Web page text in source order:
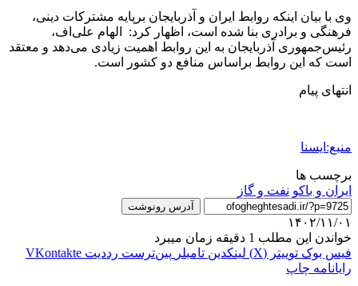
وی با بیان اینکه روابط ایران و آذربایجان برپایه مشترکات دینی،
فرهنگی و برادری بنا شده است، اظهار کرد: الهام علی‌اف،
رئیس‌جمهوری آذربایجان به این روابط اهمیت زیادی می‌دهد و معتقد
است که این روابط براساس منافع دو کشور است.
انتهای پیام
منبع:ایسنا
برچسب ها
ایران و باکو نفت و گاز
آدرس رونوشت
۱۴۰۲/۱۱/۰۱
خواندن این مطلب 1 دقیقه زمان میبرد
فیس بوک توییتر (X) لینکدین ‫تامبلر ‫پین‌ترست ‫رددیت ‫VKontakte
رایانامه چاپ